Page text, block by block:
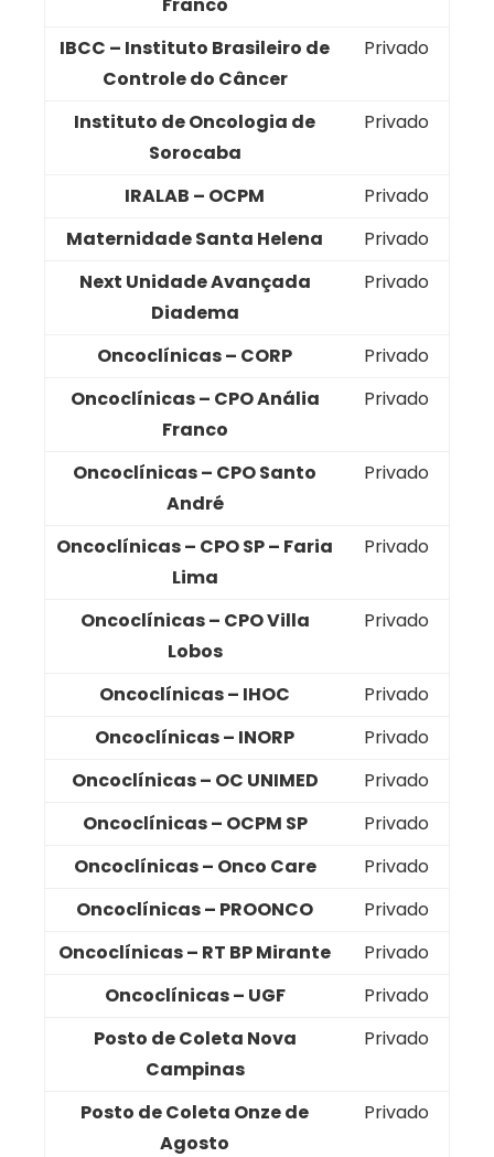
IBCC – Instituto Brasileiro de
Controle do Câncer
Privado
Instituto de Oncologia de
Sorocaba
Privado
IRALAB – OCPM
Privado
Maternidade Santa Helena
Privado
Next Unidade Avançada
Diadema
Privado
Oncoclínicas – CORP
Privado
Oncoclínicas – CPO Anália
Franco
Privado
Oncoclínicas – CPO Santo
André
Privado
Oncoclínicas – CPO SP – Faria
Lima
Privado
Oncoclínicas – CPO Villa
Lobos
Privado
Oncoclínicas – IHOC
Privado
Oncoclínicas – INORP
Privado
Oncoclínicas – OC UNIMED
Privado
Oncoclínicas – OCPM SP
Privado
Oncoclínicas – Onco Care
Privado
Oncoclínicas – PROONCO
Privado
Oncoclínicas – RT BP Mirante
Privado
Oncoclínicas – UGF
Privado
Posto de Coleta Nova
Campinas
Privado
Posto de Coleta Onze de
Agosto
Privado